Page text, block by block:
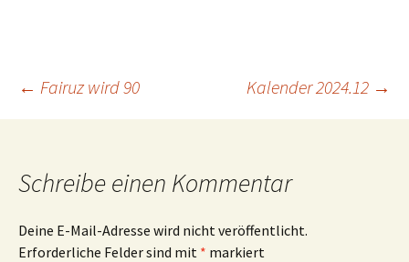
Beitragsnavigation
← Fairuz wird 90 Kalender 2024.12 →
Schreibe einen Kommentar
Deine E-Mail-Adresse wird nicht veröffentlicht.
Erforderliche Felder sind mit * markiert